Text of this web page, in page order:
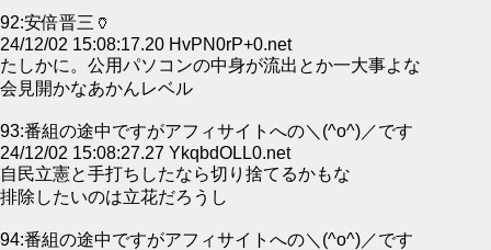
92:安倍晋三🏺
24/12/02 15:08:17.20 HvPN0rP+0.net
たしかに。公用パソコンの中身が流出とか一大事よな
会見開かなあかんレベル
93:番組の途中ですがアフィサイトへの＼(^o^)／です
24/12/02 15:08:27.27 YkqbdOLL0.net
自民立憲と手打ちしたなら切り捨てるかもな
排除したいのは立花だろうし
94:番組の途中ですがアフィサイトへの＼(^o^)／です